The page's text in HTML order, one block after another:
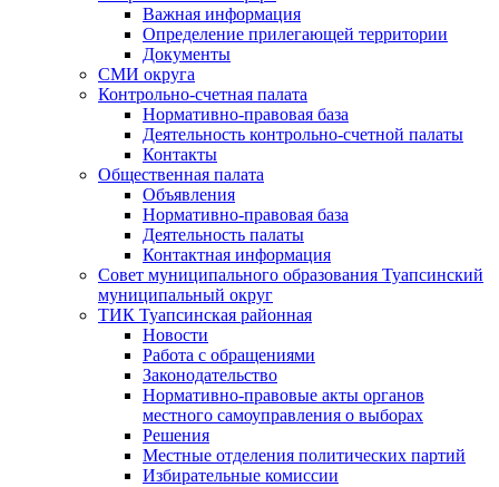
Важная информация
Определение прилегающей территории
Документы
СМИ округа
Контрольно-счетная палата
Нормативно-правовая база
Деятельность контрольно-счетной палаты
Контакты
Общественная палата
Объявления
Нормативно-правовая база
Деятельность палаты
Контактная информация
Совет муниципального образования Туапсинский
муниципальный округ
ТИК Туапсинская районная
Новости
Работа с обращениями
Законодательство
Нормативно-правовые акты органов
местного самоуправления о выборах
Решения
Местные отделения политических партий
Избирательные комиссии